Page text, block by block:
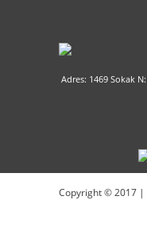
Adres: 1469 Sokak
Copyright © 2017 |